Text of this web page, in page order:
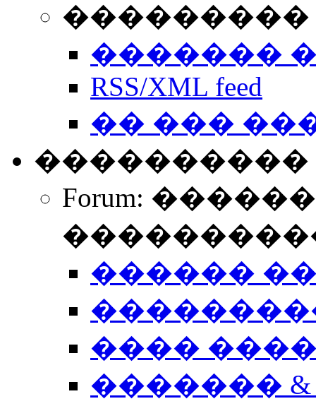
���������
�������
RSS/XML feed
�� ���
����������
Forum:
������
����
�������